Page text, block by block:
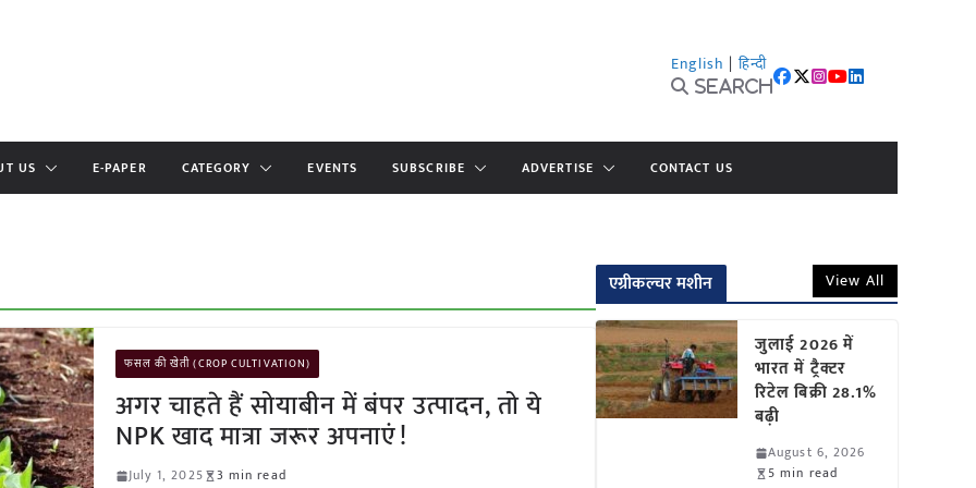
English | हिन्दी
Search
US E-PAPER CATEGORY EVENTS SUBSCRIBE ADVERTISE CONTACT US
फसल की खेती (CROP CULTIVATION)
अगर चाहते हैं सोयाबीन में बंपर उत्पादन, तो ये
NPK खाद मात्रा जरूर अपनाएं!
July 1, 2025
3 min read
एग्रीकल्चर मशीन View All
जुलाई 2026 में
भारत में ट्रैक्टर
रिटेल बिक्री 28.1%
बढ़ी
August 6, 2026
5 min read